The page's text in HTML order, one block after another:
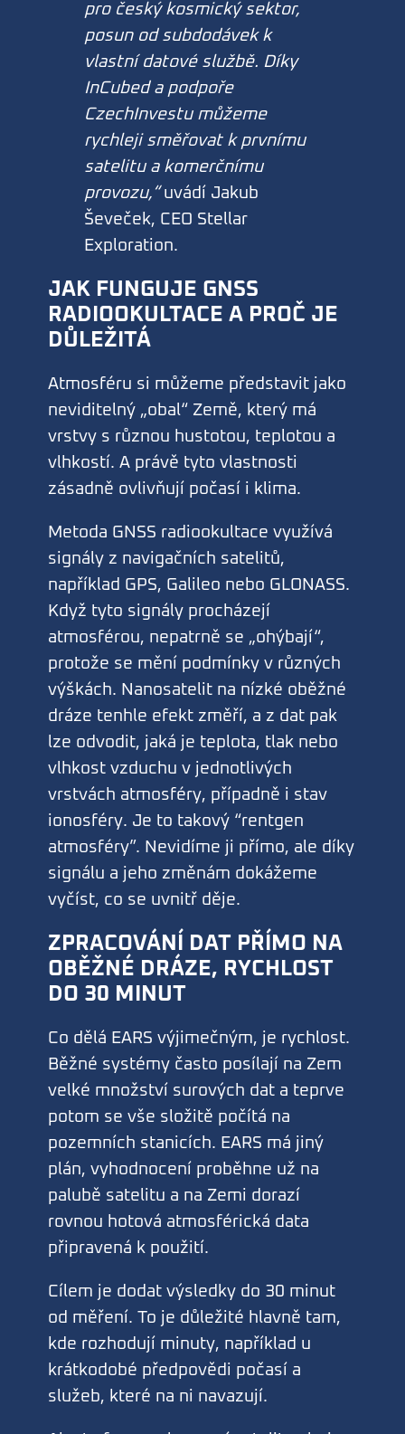
pro český kosmický sektor,
posun od subdodávek k
vlastní datové službě. Díky
InCubed a podpoře
CzechInvestu můžeme
rychleji směřovat k prvnímu
satelitu a komerčnímu
provozu,“uvádí Jakub
Ševeček, CEO Stellar
Exploration.
JAK FUNGUJE GNSS
RADIOOKULTACE A PROČ JE
DŮLEŽITÁ
Atmosféru si můžeme představit jako
neviditelný „obal“ Země, který má
vrstvy s různou hustotou, teplotou a
vlhkostí. A právě tyto vlastnosti
zásadně ovlivňují počasí i klima.
Metoda GNSS radiookultace využívá
signály z navigačních satelitů,
například GPS, Galileo nebo GLONASS.
Když tyto signály procházejí
atmosférou, nepatrně se „ohýbají“,
protože se mění podmínky v různých
výškách. Nanosatelit na nízké oběžné
dráze tenhle efekt změří, a z dat pak
lze odvodit, jaká je teplota, tlak nebo
vlhkost vzduchu v jednotlivých
vrstvách atmosféry, případně i stav
ionosféry. Je to takový “rentgen
atmosféry”. Nevidíme ji přímo, ale díky
signálu a jeho změnám dokážeme
vyčíst, co se uvnitř děje.
ZPRACOVÁNÍ DAT PŘÍMO NA
OBĚŽNÉ DRÁZE, RYCHLOST
DO 30 MINUT
Co dělá EARS výjimečným, je rychlost.
Běžné systémy často posílají na Zem
velké množství surových dat a teprve
potom se vše složitě počítá na
pozemních stanicích. EARS má jiný
plán, vyhodnocení proběhne už na
palubě satelitu a na Zemi dorazí
rovnou hotová atmosférická data
připravená k použití.
Cílem je dodat výsledky do 30 minut
od měření. To je důležité hlavně tam,
kde rozhodují minuty, například u
krátkodobé předpovědi počasí a
služeb, které na ni navazují.